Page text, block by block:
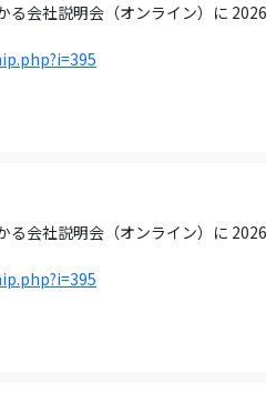
会社説明会（オンライン）に
会社説明会（オンライン）に